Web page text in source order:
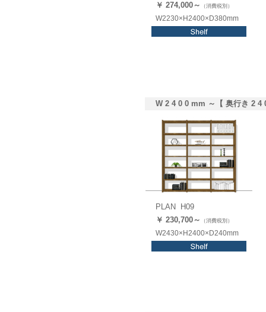
￥ 274,000～ （消費税別）
W2230×H2400×D380mm
W 2 4 0 0 mm ～【 奥行き 2 4
PLAN H09
￥ 230,700～ （消費税別）
W2430×H2400×D240mm